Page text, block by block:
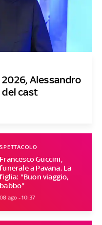
Alessandro
cast
Francesco Guccini,
funerale a Pavana. La
figlia: "Buon viaggio,
babbo"
SPETTACOLO
08 ago - 10:37